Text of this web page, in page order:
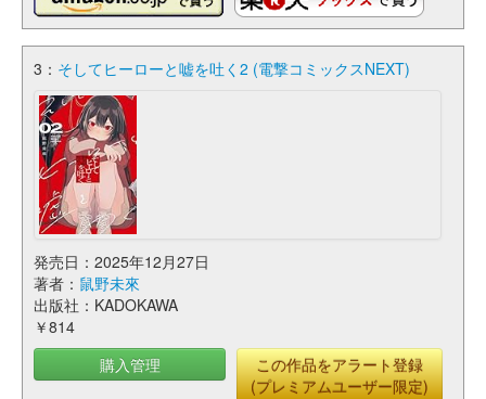
3： そしてヒーローと嘘を吐く2 (電撃コミックスNEXT)
発売日：2025年12月27日
著者： 鼠野未來
出版社：KADOKAWA
￥814
購入管理
この作品をアラート登録
(プレミアムユーザー限定)